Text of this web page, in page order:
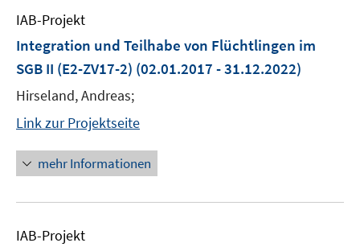
IAB-Projekt
Integration und Teilhabe von Flüchtlingen im
SGB II (E2-ZV17-2) (02.01.2017 - 31.12.2022)
Hirseland, Andreas;
Link zur Projektseite
mehr Informationen
IAB-Projekt